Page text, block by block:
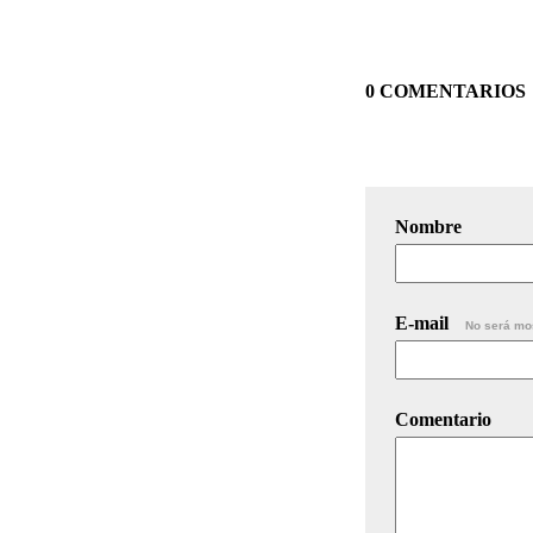
0 COMENTARIOS
Nombre
E-mail No será
Comentario